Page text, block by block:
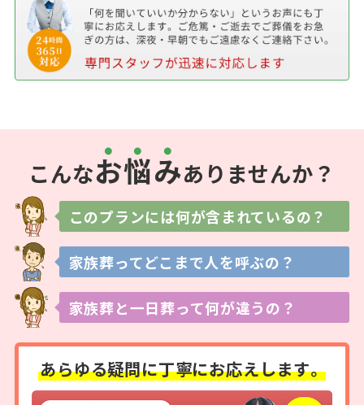
こんなお悩みありませんか？
このプランには何が含まれているの？
家族葬ってどこまで人を呼ぶの？
家族葬と一日葬って何が違うの？
あらゆる疑問に丁寧にお応えします。